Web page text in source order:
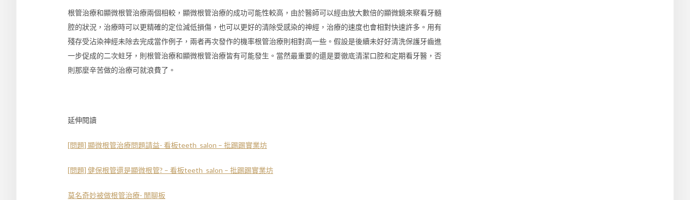
根管治療和顯微根管治療兩個相較，顯微根管治療的成功可能性較高，由於醫師可以經由放大數倍的顯微鏡來察看牙髓
腔的狀況，治療時可以更精確的定位減低損傷，也可以更好的清除受感染的神經，治療的速度也會相對快速許多。用有
殘存受沾染神經未除去完成當作例子，兩者再次發作的機率根管治療則相對高一些。假設是後續未好好清洗保護牙齒進
一步促成的二次蛀牙，則根管治療和顯微根管治療皆有可能發生。當然最重要的還是要徹底清潔口腔和定期看牙醫，否
則那麼辛苦做的治療可就浪費了。
延伸閱讀
[問題] 顯微根管治療問題請益- 看板teeth_salon – 批踢踢實業坊
[問題] 健保根管還是顯微根管? – 看板teeth_salon – 批踢踢實業坊
莫名奇妙被做根管治療- 閒聊板